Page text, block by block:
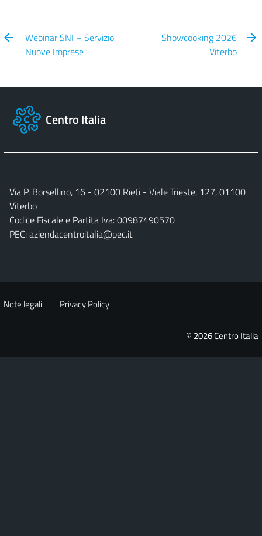
Webinar SNI – Servizio
Nuove Imprese
Showcooking 2026
Viterbo
Centro Italia
Via P. Borsellino, 16 - 02100 Rieti - Viale Trieste, 127, 01100
Viterbo
Codice Fiscale e Partita Iva: 00987490570
PEC:aziendacentroitalia@pec.it
Note legali Privacy Policy
© 2026 Centro Italia